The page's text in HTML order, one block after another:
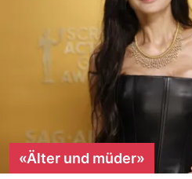
«Älter und müder»